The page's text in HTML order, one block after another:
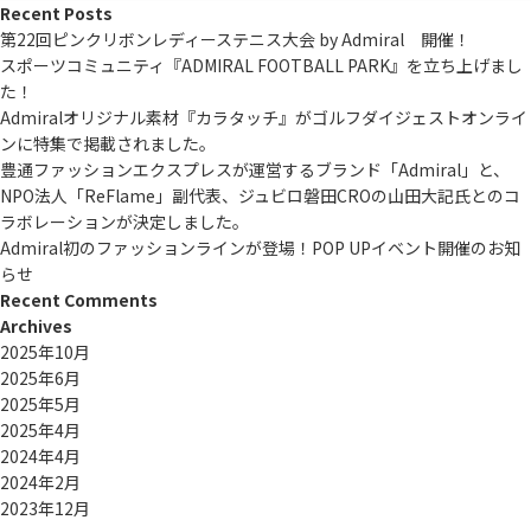
Recent Posts
第22回ピンクリボンレディーステニス大会 by Admiral 開催！
スポーツコミュニティ『ADMIRAL FOOTBALL PARK』を立ち上げまし
た！
Admiralオリジナル素材『カラタッチ』がゴルフダイジェストオンライ
ンに特集で掲載されました。
豊通ファッションエクスプレスが運営するブランド「Admiral」と、
NPO法人「ReFlame」副代表、ジュビロ磐田CROの山田大記氏とのコ
ラボレーションが決定しました。
Admiral初のファッションラインが登場！POP UPイベント開催のお知
らせ
Recent Comments
Archives
2025年10月
2025年6月
2025年5月
2025年4月
2024年4月
2024年2月
2023年12月